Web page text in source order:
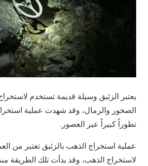
يعتبر الزئبق وسيلة قديمة تستخدم
الصخور والرمال، وقد شهدت عملية
تطوراً كبيراً عبر العصور.
عملية استخراج الذهب بالزئبق تعتبر من
لاستخراج الذهب، وقد بدأت تلك الطريقة